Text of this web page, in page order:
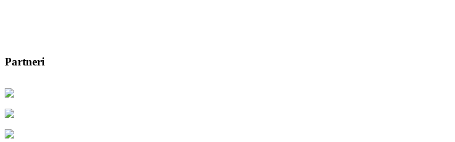
Partneri